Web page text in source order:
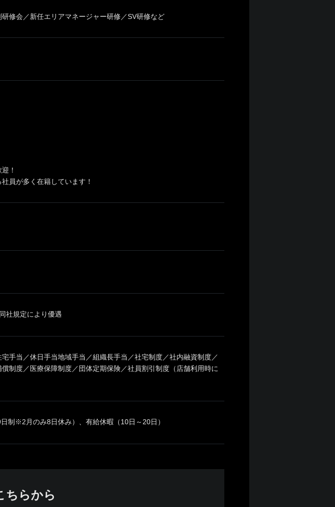
修会／新任エリアマネージャー研修／SV研修など
！
員が多く在籍しています！
社規定により優遇
手当／休日手当地域手当／組織長手当／社宅制度／社内融資制度／
制度／医療保障制度／団体定期保険／社員割引制度（店舗利用時に
制※2月のみ8日休み）、有給休暇（10日～20日）
ちらから